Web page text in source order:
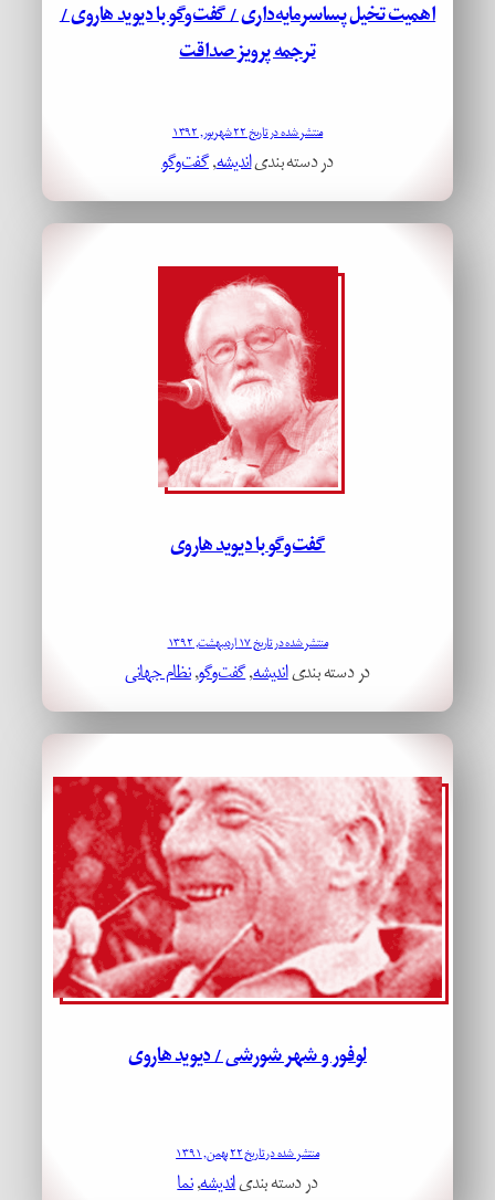
اهمیت تخیل پساسرمایه‌داری / گفت‌وگو با دیوید هاروی /
ترجمه پرویز صداقت
منتشر شده در تاریخ ۲۲ شهریور, ۱۳۹۲
در دسته بندیاندیشه, گفت‌وگو
گفت‌وگو با دیوید هاروی
منتشر شده در تاریخ ۱۷ اردیبهشت, ۱۳۹۲
در دسته بندیاندیشه, گفت‌وگو, نظام جهانی
لوفور و شهر شورشی / دیوید هاروی
منتشر شده در تاریخ ۲۲ بهمن, ۱۳۹۱
در دسته بندیاندیشه, نما